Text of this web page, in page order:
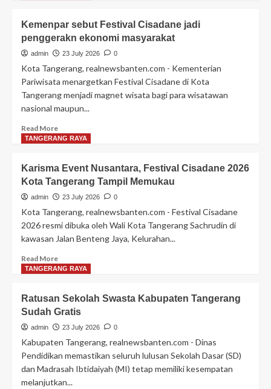
Juli
Hari
Anak
Ini
Layanan
dan
Program
Anak
di
Tangerang
Kemenpar sebut Festival Cisadane jadi
penggerakn ekonomi masyarakat
admin 23 July 2026 0
Kota Tangerang, realnewsbanten.com - Kementerian
Pariwisata menargetkan Festival Cisadane di Kota
Tangerang menjadi magnet wisata bagi para wisatawan
nasional maupun...
Read MoreRead
more
sebut
Festival
Cisadane
penggerakn
ekonomi
masyarakat
TANGERANG RAYA
Karisma Event Nusantara, Festival Cisadane 2026
Kota Tangerang Tampil Memukau
admin 23 July 2026 0
Kota Tangerang, realnewsbanten.com - Festival Cisadane
2026 resmi dibuka oleh Wali Kota Tangerang Sachrudin di
kawasan Jalan Benteng Jaya, Kelurahan...
Read MoreRead
more
Event
Nusantara,
Festival
Cisadane
Kota
Tangerang
Tampil
TANGERANG RAYA
Ratusan Sekolah Swasta Kabupaten Tangerang
Sudah Gratis
admin 23 July 2026 0
Kabupaten Tangerang, realnewsbanten.com - Dinas
Pendidikan memastikan seluruh lulusan Sekolah Dasar (SD)
dan Madrasah Ibtidaiyah (MI) tetap memiliki kesempatan
melanjutkan...